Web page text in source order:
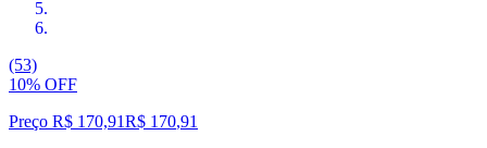
(53)
10% OFF
Preço R$ 170,91R$ 170,91